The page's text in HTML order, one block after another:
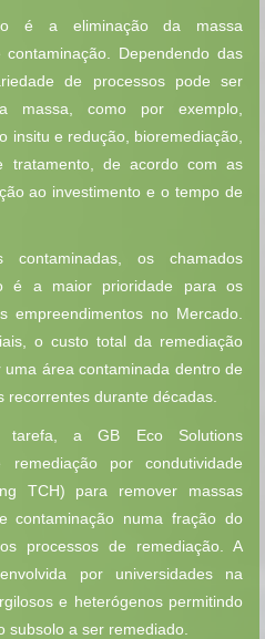
é a eliminação da massa
Dependendo das
de processos pode ser
massa, como por exemplo,
insitu e redução, bioremediação,
tratamento, de acordo com as
ao investimento e o tempo de
os chamados
é a maior prioridade para os
empreendimentos no Mercado.
o custo total da remediação
área contaminada dentro de
recorrentes durante décadas.
tarefa, a GB Eco Solutions
remediação por condutividade
TCH) para remover massas
contaminação numa fração do
processos de remediação. A
por universidades na
e heterógenos permitindo
subsolo a ser remediado.